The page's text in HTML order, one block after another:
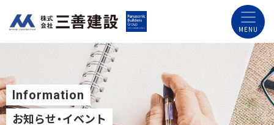
Information
お知らせ・イベント